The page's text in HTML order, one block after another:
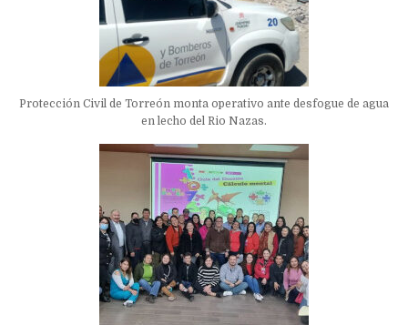
Protección Civil de Torreón monta operativo ante desfogue de agua
en lecho del Rio Nazas.